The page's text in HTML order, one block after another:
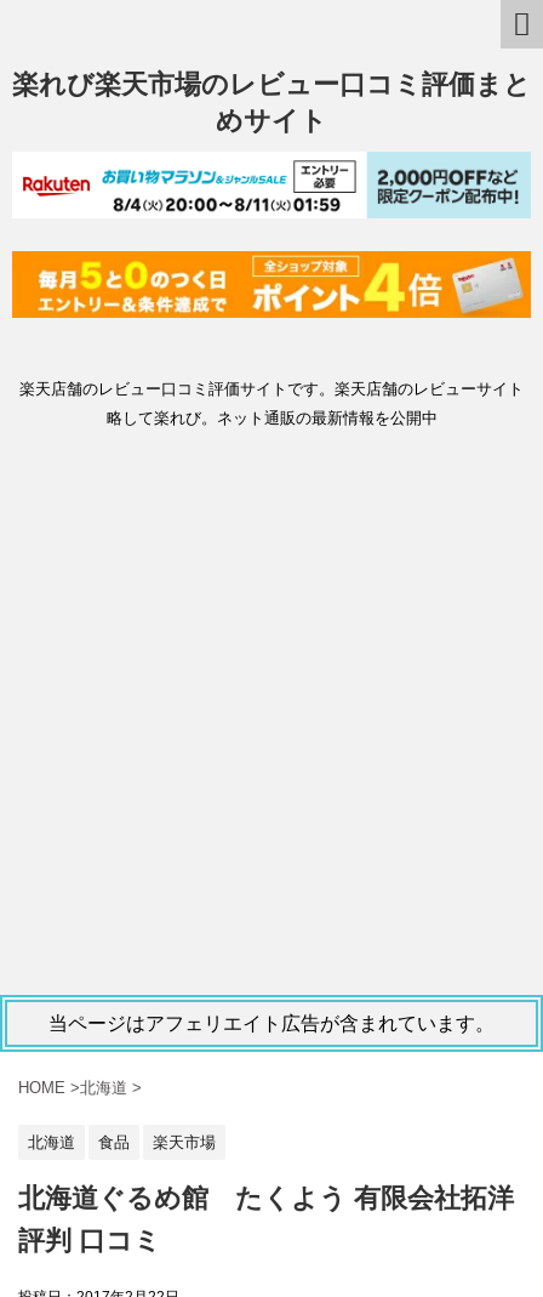
楽れび楽天市場のレビュー口コミ評価まと
めサイト
楽天店舗のレビュー口コミ評価サイトです。楽天店舗のレビューサイト
略して楽れび。ネット通販の最新情報を公開中
当ページはアフェリエイト広告が含まれています。
HOME >北海道 >
北海道 食品 楽天市場
北海道ぐるめ館 たくよう 有限会社拓洋
評判 口コミ